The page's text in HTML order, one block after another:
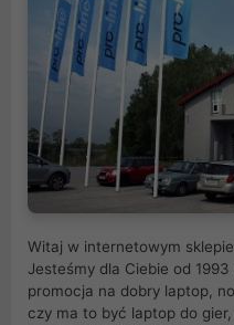
Witaj w internetowym
Jesteśmy dla Ciebie od
promocja na dobry laptop,
czy ma to być laptop do